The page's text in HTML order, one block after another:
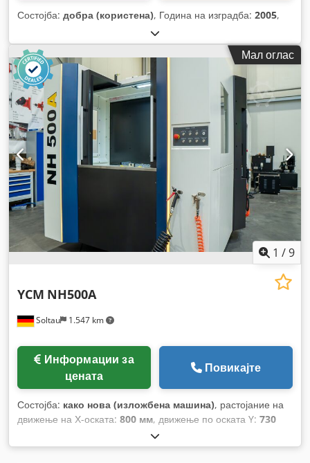
Состојба: добра (користена), Година на изградба: 2005,
Мал оглас
1 /9
Soltau 1.547 km
YCM NH500A
цената
Повикајте
Состојба: како нова (изложбена машина), растојание на
движење на Х-оската: 800 мм, движење по оската Y: 730
, растојание на движење Z-оска:
транспортер за струготини,